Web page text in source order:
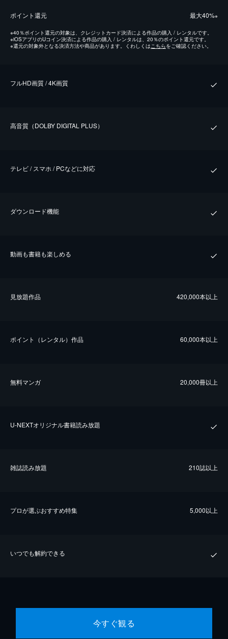
ポイント還元 最⼤40%※
※40％ポイント還元の対象は、クレジットカード決済による作品の購入 / レンタルです。
※iOSアプリのUコイン決済による作品の購入 / レンタルは、20％のポイント還元です。
※還元の対象外となる決済方法や商品があります。くわしくはこちらをご確認ください。
フルHD画質 / 4K画質
⾼⾳質（DOLBY DIGITAL PLUS）
テレビ / スマホ / PCなどに対応
ダウンロード機能
動画も書籍も楽しめる
⾒放題作品 420,000本以上
ポイント（レンタル）作品 60,000本以上
無料マンガ 20,000冊以上
U-NEXTオリジナル書籍読み放題
雑誌読み放題 210誌以上
プロが選ぶおすすめ特集 5,000以上
いつでも解約できる
今すぐ観る